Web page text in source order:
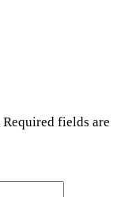
Required fields are